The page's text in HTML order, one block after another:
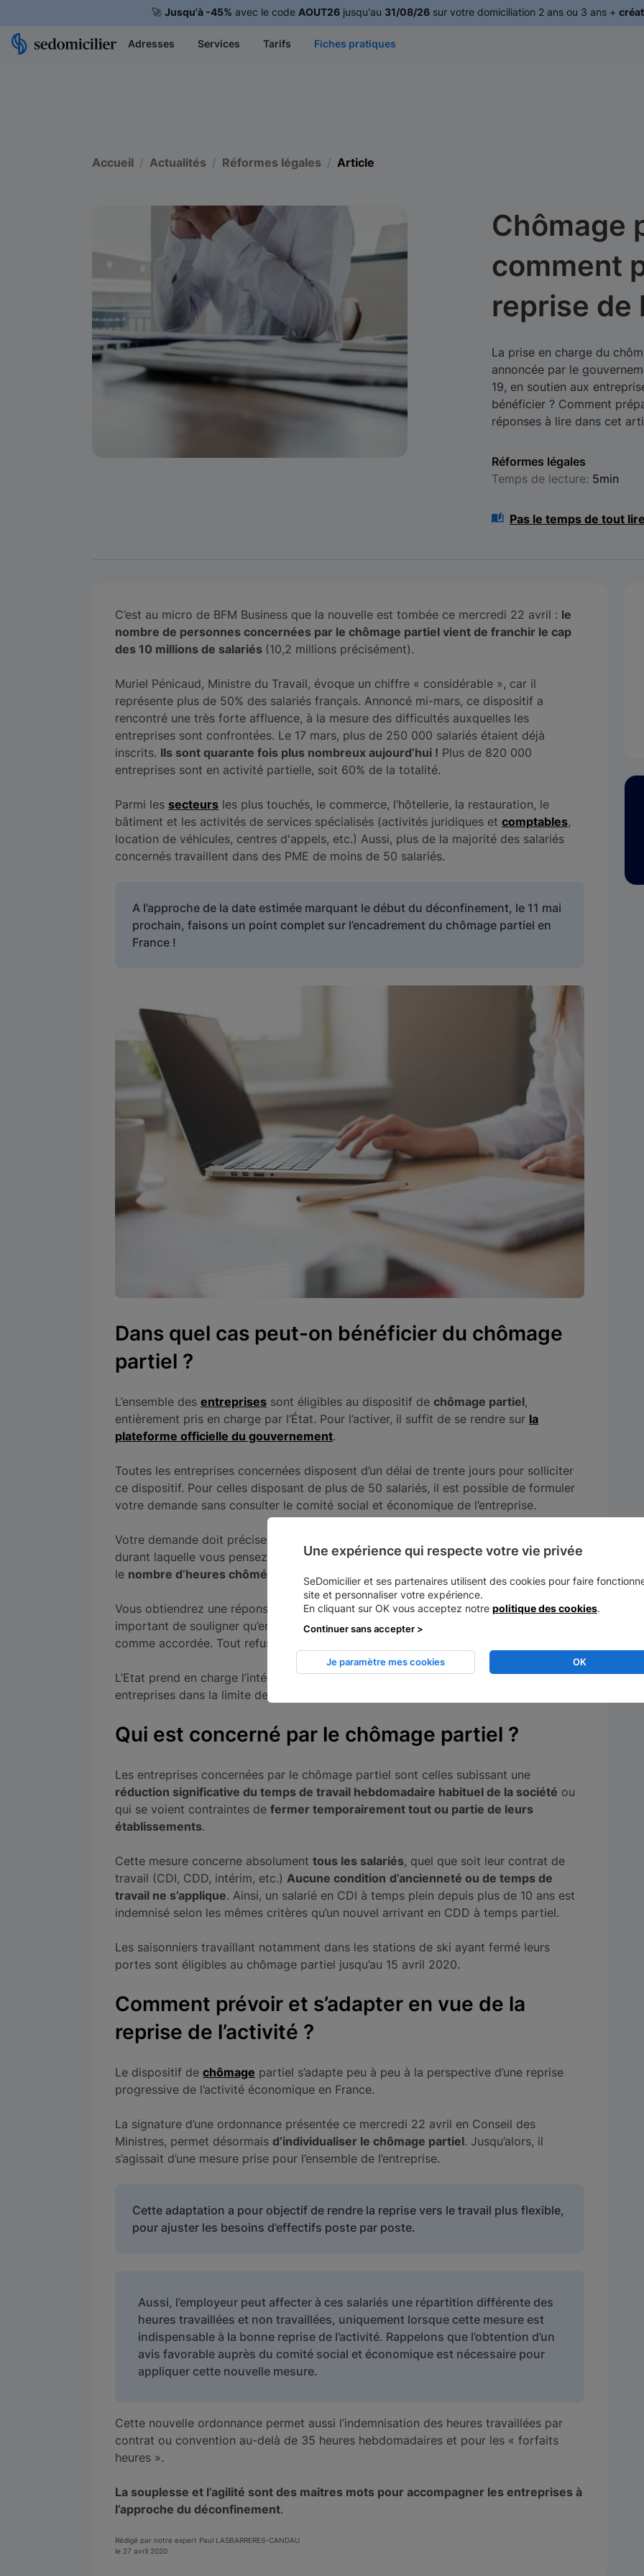
🚀 Jusqu'à -45% avec le code AOUT26jusqu'au 31/08/26sur votre domiciliation 2 ans ou 3 ans +
Adresses Services Tarifs Fiches pratiques
Accueil Actualités Réformes légales Article
Chômage
comment
reprise de
La prise en charge du
annoncée par le
19, en soutien aux
bénéficier ? Comment
réponses à lire dans cet
Réformes légales
Temps de lecture: 5min
Pas le temps de tout
C’est au micro de BFM Business que la nouvelle est tombée ce mercredi 22 avril : le
nombre de personnes concernées par le chômage partiel vient de franchir le cap
des 10 millions de salariés (10,2 millions précisément).
Muriel Pénicaud, Ministre du Travail, évoque un chiffre « considérable », car il
représente plus de 50% des salariés français. Annoncé mi-mars, ce dispositif a
rencontré une très forte affluence, à la mesure des difficultés auxquelles les
entreprises sont confrontées. Le 17 mars, plus de 250 000 salariés étaient déjà
inscrits. Ils sont quarante fois plus nombreux aujourd’hui ! Plus de 820 000
entreprises sont en activité partielle, soit 60% de la totalité.
Parmi les secteurs les plus touchés, le commerce, l’hôtellerie, la restauration, le
bâtiment et les activités de services spécialisés (activités juridiques et comptables,
location de véhicules, centres d'appels, etc.) Aussi, plus de la majorité des salariés
concernés travaillent dans des PME de moins de 50 salariés.
A l’approche de la date estimée marquant le début du déconfinement, le 11 mai
prochain, faisons un point complet sur l’encadrement du chômage partiel en
France !
Dans quel cas peut-on bénéficier du chômage
partiel ?
L’ensemble des entreprises sont éligibles au dispositif de chômage partiel,
entièrement pris en charge par l’État. Pour l’activer, il suffit de se rendre sur la
plateforme officielle du gouvernement.
Toutes les entreprises concernées disposent d’un délai de trente jours pour solliciter
ce dispositif. Pour celles disposant de plus de 50 salariés, il est possible de formuler
votre demande sans consulter le comité social et économique de l’entreprise.
Votre demande doit préciser le
durant laquelle vous pensez solliciter cette aide, lenombre de salariésconcernés et
le nombre d’heures chômées prévisionnelles .
Vous obtiendrez une réponse de l’administration dans un délai de 2 semaines. Il est
important de souligner qu’en cas d’absence de réponse, l’autorisation est considérée
comme accordée. Tout refus fera l’objet d’une explication détaillée.
L’Etat prend en charge l’intégralité des indemnisations versées aux salariés par les
entreprises dans la limite de 4,5 SMIC, soit 7 000€ mensuels environ.
Qui est concerné par le chômage partiel ?
Les entreprises concernées par le chômage partiel sont celles subissant une
réduction significative du temps de travail hebdomadaire habituel de la société ou
qui se voient contraintes de fermer temporairement tout ou partie de leurs
établissements.
Cette mesure concerne absolument tous les salariés, quel que soit leur contrat de
travail (CDI, CDD, intérim, etc.) Aucune condition d’ancienneté ou de temps de
travail ne s’applique. Ainsi, un salarié en CDI à temps plein depuis plus de 10 ans est
indemnisé selon les mêmes critères qu’un nouvel arrivant en CDD à temps partiel.
Les saisonniers travaillant notamment dans les stations de ski ayant fermé leurs
portes sont éligibles au chômage partiel jusqu’au 15 avril 2020.
Comment prévoir et s’adapter en vue de la
reprise de l’activité ?
Le dispositif de chômage partiel s’adapte peu à peu à la perspective d’une reprise
progressive de l’activité économique en France.
La signature d’une ordonnance présentée ce mercredi 22 avril en Conseil des
Ministres, permet désormais d’individualiser le chômage partiel. Jusqu’alors, il
s’agissait d’une mesure prise pour l’ensemble de l’entreprise.
Cette adaptation a pour objectif de rendre la reprise vers le travail plus flexible,
pour ajuster les besoins d’effectifs poste par poste.
Aussi, l’employeur peut affecter à ces salariés une répartition différente des
heures travaillées et non travaillées, uniquement lorsque cette mesure est
indispensable à la bonne reprise de l’activité. Rappelons que l’obtention d’un
avis favorable auprès du comité social et économique est nécessaire pour
appliquer cette nouvelle mesure.
Cette nouvelle ordonnance permet aussi l’indemnisation des heures travaillées par
contrat ou convention au-delà de 35 heures hebdomadaires et pour les « forfaits
heures ».
La souplesse et l’agilité sont des maitres mots pour accompagner les entreprises à
l’approche du déconfinement.
Rédigé par notre expert Paul LASBARRERES-CANDAU
le 27 avril 2020
Une expérience qui respecte votre vie privée
SeDomicilier et ses partenaires utilisent des cookies pour faire
site et personnaliser votre expérience.
En cliquant sur OK vous acceptez notre politique des cookies.
OK
Je paramètre mes cookies
Continuer sans accepter >